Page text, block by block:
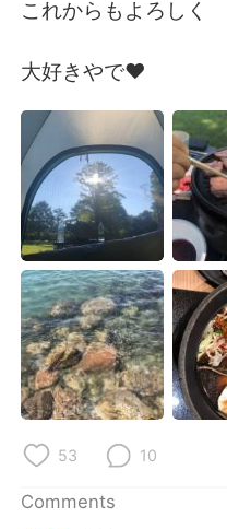
これからもよろしく
大好きやで❤︎
53 10
Comments